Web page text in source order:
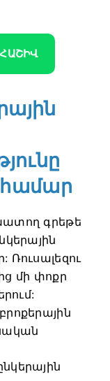
համար
գրեթե
Ռուսալեզու
մի փոքր